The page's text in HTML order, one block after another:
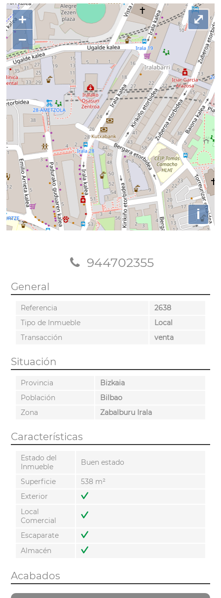
+
−
i
⤢
944702355
General
Referencia
2638
Tipo de Inmueble
Local
Transacción
venta
Situación
Provincia
Bizkaia
Población
Bilbao
Zona
Zabalburu Irala
Características
Estado del
Inmueble
Buen estado
Superficie
538 m²
Exterior
Local
Comercial
Escaparate
Almacén
Acabados